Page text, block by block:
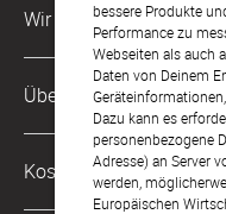
bessere Produkte
Performance zu
Webseiten als auch
Daten von Deinem
Dazu kann es
personenbezogene
Adresse) an Server
werden,
Europäischen
Wir sind für Dich da
Kundenservice-
0221 956 725 10
Mo. - Fr. von 9 bis 17
Über Uns
Philosophie
Karriere
Kostenlose Services